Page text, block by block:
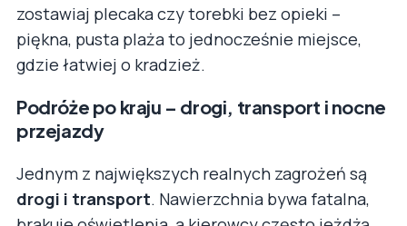
zostawiaj plecaka czy torebki bez opieki –
piękna, pusta plaża to jednocześnie miejsce,
gdzie łatwiej o kradzież.
Podróże po kraju – drogi, transport i nocne
przejazdy
Jednym z największych realnych zagrożeń są
drogi i transport. Nawierzchnia bywa fatalna,